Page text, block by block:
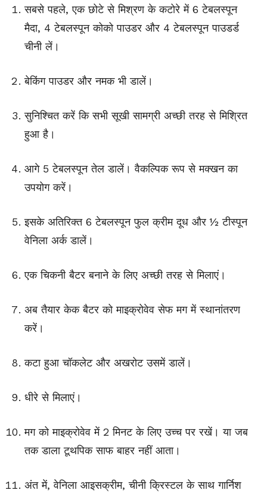
सबसे पहले, एक छोटे से मिश्रण के कटोरे में 6 टेबलस्पून
मैदा, 4 टेबलस्पून कोको पाउडर और 4 टेबलस्पून पाउडर्ड
चीनी लें।
बेकिंग पाउडर और नमक भी डालें।
सुनिश्चित करें कि सभी सूखी सामग्री अच्छी तरह से मिश्रित
हुआ है।
आगे 5 टेबलस्पून तेल डालें। वैकल्पिक रूप से मक्खन का
उपयोग करें।
इसके अतिरिक्त 6 टेबलस्पून फुल क्रीम दूध और ½ टीस्पून
वेनिला अर्क डालें।
एक चिकनी बैटर बनाने के लिए अच्छी तरह से मिलाएं।
अब तैयार केक बैटर को माइक्रोवेव सेफ मग में स्थानांतरण
करें।
कटा हुआ चॉकलेट और अखरोट उसमें डालें।
धीरे से मिलाएं।
मग को माइक्रोवेव में 2 मिनट के लिए उच्च पर रखें। या जब
तक डाला टूथपिक साफ बाहर नहीं आता।
अंत में, वेनिला आइसक्रीम, चीनी क्रिस्टल के साथ गार्निश